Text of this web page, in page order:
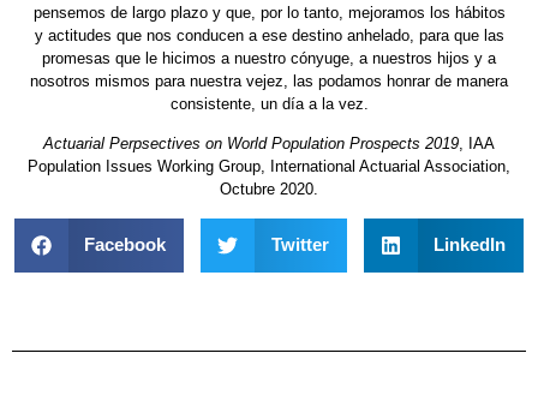
pensemos de largo plazo y que, por lo tanto, mejoramos los hábitos
y actitudes que nos conducen a ese destino anhelado, para que las
promesas que le hicimos a nuestro cónyuge, a nuestros hijos y a
nosotros mismos para nuestra vejez, las podamos honrar de manera
consistente, un día a la vez.
Actuarial Perpsectives on World Population Prospects 2019, IAA
Population Issues Working Group, International Actuarial Association,
Octubre 2020.
Facebook Twitter LinkedIn